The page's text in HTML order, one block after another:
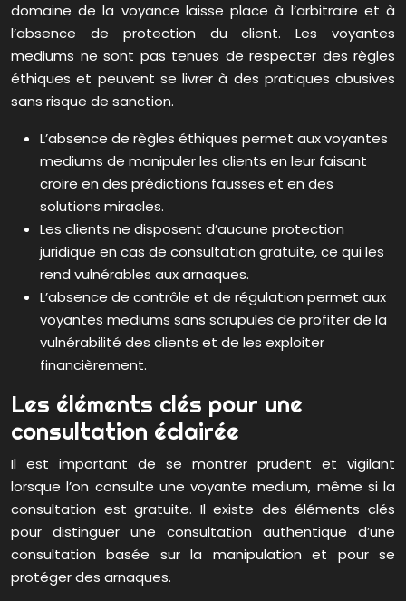
domaine de la voyance laisse place à l’arbitraire et à
l’absence de protection du client. Les voyantes
mediums ne sont pas tenues de respecter des règles
éthiques et peuvent se livrer à des pratiques abusives
sans risque de sanction.
L’absence de règles éthiques permet aux voyantes
mediums de manipuler les clients en leur faisant
croire en des prédictions fausses et en des
solutions miracles.
Les clients ne disposent d’aucune protection
juridique en cas de consultation gratuite, ce qui les
rend vulnérables aux arnaques.
L’absence de contrôle et de régulation permet aux
voyantes mediums sans scrupules de profiter de la
vulnérabilité des clients et de les exploiter
financièrement.
Les éléments clés pour une
consultation éclairée
Il est important de se montrer prudent et vigilant
lorsque l’on consulte une voyante medium, même si la
consultation est gratuite. Il existe des éléments clés
pour distinguer une consultation authentique d’une
consultation basée sur la manipulation et pour se
protéger des arnaques.